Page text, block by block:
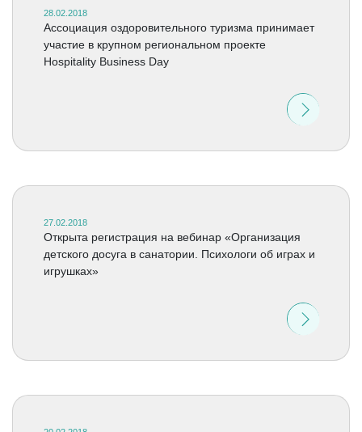
28.02.2018
Ассоциация оздоровительного туризма принимает
участие в крупном региональном проекте
Hospitality Business Day
27.02.2018
Открыта регистрация на вебинар «Организация
детского досуга в санатории. Психологи об играх и
игрушках»